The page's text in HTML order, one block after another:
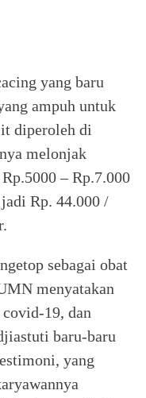
yang baru
ampuh untuk
diperoleh di
melonjak
– Rp.7.000
Rp. 44.000 /
sebagai obat
menyatakan
19, dan
baru-baru
yang